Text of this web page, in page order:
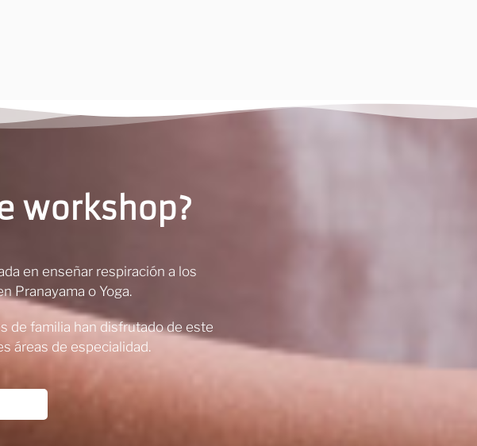
workshop?
en enseñar respiración a los
Pranayama o Yoga.
de familia han disfrutado de este
áreas de especialidad.